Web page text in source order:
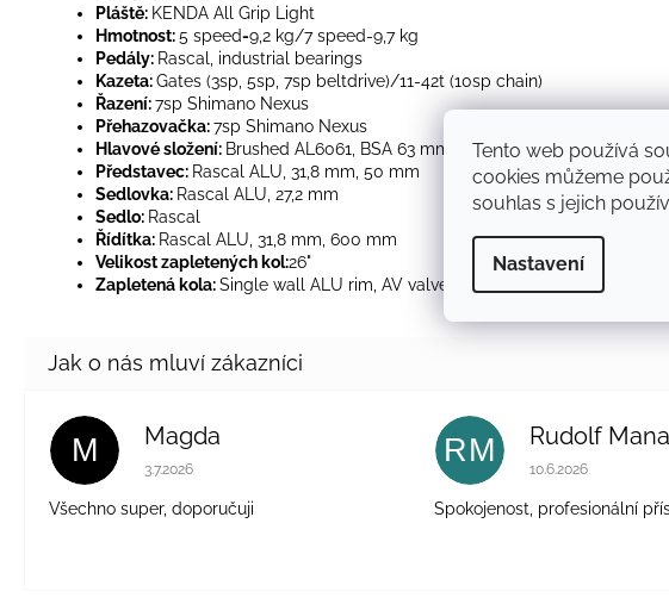
Tento web používá
cookies můžeme
souhlas s jejich
Nastavení
Pláště: KENDA All Grip Light
Hmotnost:5 speed-9,2 kg/7 speed-9,7 kg
Pedály: Rascal, industrial bearings
Kazeta:Gates (3sp, 5sp, 7sp beltdrive)/11-42t (10sp chain)
Řazení:7sp Shimano Nexus
Přehazovačka:7sp Shimano Nexus
Hlavové složení: Brushed AL6061, BSA 63 mm
Představec: Rascal ALU, 31,8 mm, 50 mm
Sedlovka: Rascal ALU, 27,2 mm
Sedlo: Rascal
Řídítka: Rascal ALU, 31,8 mm, 600 mm
Velikost zapletených kol:26"
Zapletená kola:Single wall ALU rim, AV valve, industrial bearings
M Magda
Hodnocení obchodu je 5 z 5 hvězdiček.
3.7.2026
Všechno super, doporučuji
RM Rudolf Mana
Hodnocení
10.6.2026
Spokojenost, profesionální